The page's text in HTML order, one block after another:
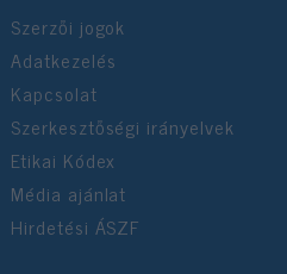
Szerzői jogok
Adatkezelés
Kapcsolat
Szerkesztőségi irányelvek
Etikai Kódex
Média ajánlat
Hirdetési ÁSZF